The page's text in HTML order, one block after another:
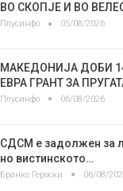
ВО СКОПЈЕ И ВО
Плусинфо 05/08/2026
МАКЕДОНИЈА ДОБИ
ЕВРА ГРАНТ ЗА
Плусинфо 06/08/2026
СДСМ е задолжен за
но вистинското…
Бранко Героски 06/08/